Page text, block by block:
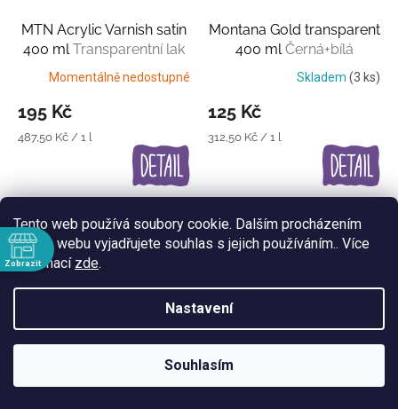
Tento web používá soubory cookie. Dalším procházením
tohoto webu vyjadřujete souhlas s jejich používáním.. Více
informací zde.
Nastavení
Souhlasím
MTN Acrylic Varnish satin
400 mlTransparentní lak
Momentálně nedostupné
195 Kč
Měrná
487,50 Kč / 1 l
Montana Gold transparent
400 mlČerná+bílá
průsvitná barva
Skladem (3 ks)
125 Kč
Měrná
312,50 Kč / 1 l
MTN Metal effect 400 ml
Montana White 400 ml
Zobrazit